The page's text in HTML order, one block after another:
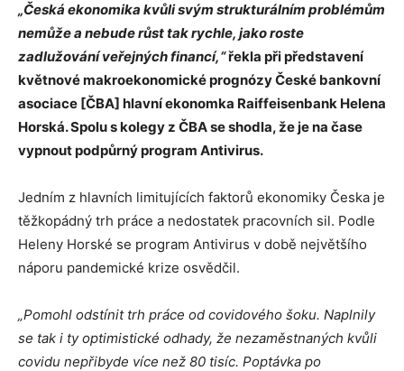
„Česká ekonomika kvůli svým strukturálním problémům
nemůže a nebude růst tak rychle, jako roste
zadlužování veřejných financí,“řekla při představení
květnové makroekonomické prognózy České bankovní
asociace [ČBA] hlavní ekonomka Raiffeisenbank Helena
Horská. Spolu s kolegy z ČBA se shodla, že je na čase
vypnout podpůrný program Antivirus.
Jedním z hlavních limitujících faktorů ekonomiky Česka je
těžkopádný trh práce a nedostatek pracovních sil. Podle
Heleny Horské se program Antivirus v době největšího
náporu pandemické krize osvědčil.
„Pomohl odstínit trh práce od covidového šoku. Naplnily
se tak i ty optimistické odhady, že nezaměstnaných kvůli
covidu nepřibyde více než 80 tisíc. Poptávka po